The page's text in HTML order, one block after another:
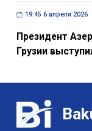
19:45 6 апреля 2026
Президент
Грузии